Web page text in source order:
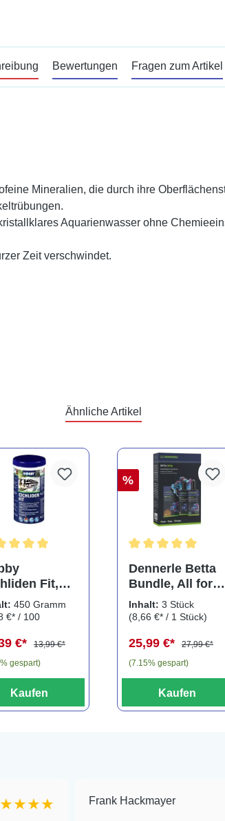
Bewertungen Fragen zum Artikel
Mineralien, die durch ihre
Aquarienwasser ohne
Zeit verschwindet.
Ähnliche Artikel
Fit,
g 450 Gramm
€* / 100
€*
13,99 €*
gespart)
Kaufen
%
Dennerle Betta
Bundle, All for
Betta, Pflegeset
für
teilig
Inhalt: 3 Stück
(8,66 €* / 1 Stück)
25,99 €*
27,99 €*
(7.15% gespart)
Kaufen
Frank Hackmayer